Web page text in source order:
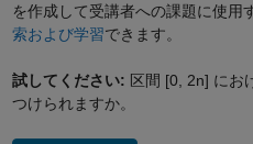
を作成して受講者への課題に使用
索および学習できます。
試してください: 区間 [0, 2n] にお
つけられますか。